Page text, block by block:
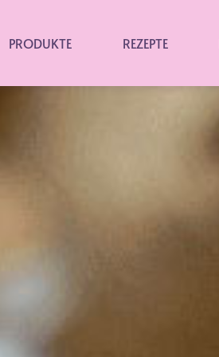
PRODUKTE REZEPTE